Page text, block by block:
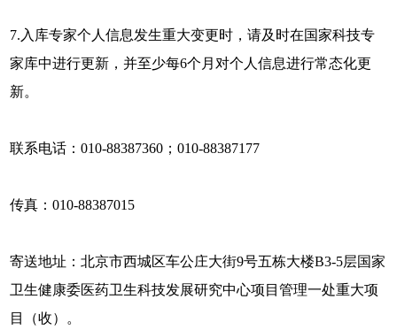
7.入库专家个人信息发生重大变更时，请及时在国家科技专
家库中进行更新，并至少每6个月对个人信息进行常态化更
新。
联系电话：010-88387360；010-88387177
传真：010-88387015
寄送地址：北京市西城区车公庄大街9号五栋大楼B3-5层国家
卫生健康委医药卫生科技发展研究中心项目管理一处重大项
目（收）。